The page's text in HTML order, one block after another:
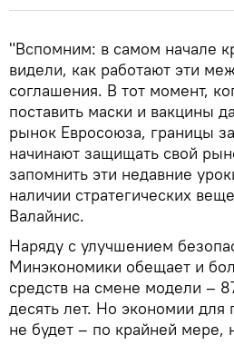
"Вспомним: в самом начале
видели, как работают эти
соглашения. В тот момент,
поставить маски и вакцины
рынок Евросоюза, границы
начинают защищать свой
запомнить эти недавние
наличии стратегических
Валайнис.
Наряду с улучшением
Минэкономики обещает и
средств на смене модели –
десять лет. Но экономии для
не будет – по крайней мере,